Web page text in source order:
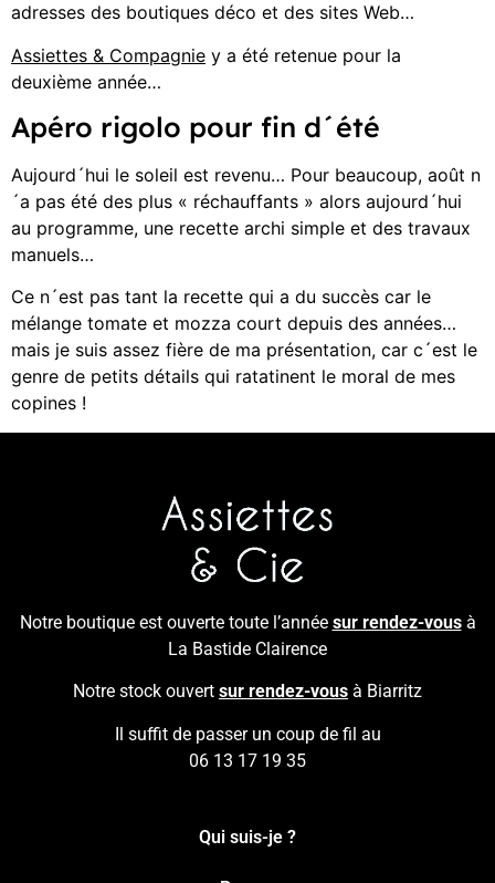
adresses des boutiques déco et des sites Web…
Assiettes & Compagnie y a été retenue pour la
deuxième année…
Apéro rigolo pour fin d´été
Aujourd´hui le soleil est revenu… Pour beaucoup, août n
´a pas été des plus « réchauffants » alors aujourd´hui
au programme, une recette archi simple et des travaux
manuels…
Ce n´est pas tant la recette qui a du succès car le
mélange tomate et mozza court depuis des années…
mais je suis assez fière de ma présentation, car c´est le
genre de petits détails qui ratatinent le moral de mes
copines !
Notre boutique est ouverte toute l’année sur rendez-vousà
La Bastide Clairence
Notre stock ouvert sur rendez-vous à Biarritz
Il suffit de passer un coup de fil au
06 13 17 19 35
Qui suis-je ?